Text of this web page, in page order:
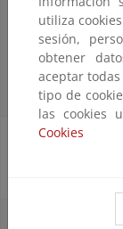
Las bases
Nº128 del 30 de
Última
utiliza
sesión,
obtener
aceptar
tipo de
las cookies
Cookies